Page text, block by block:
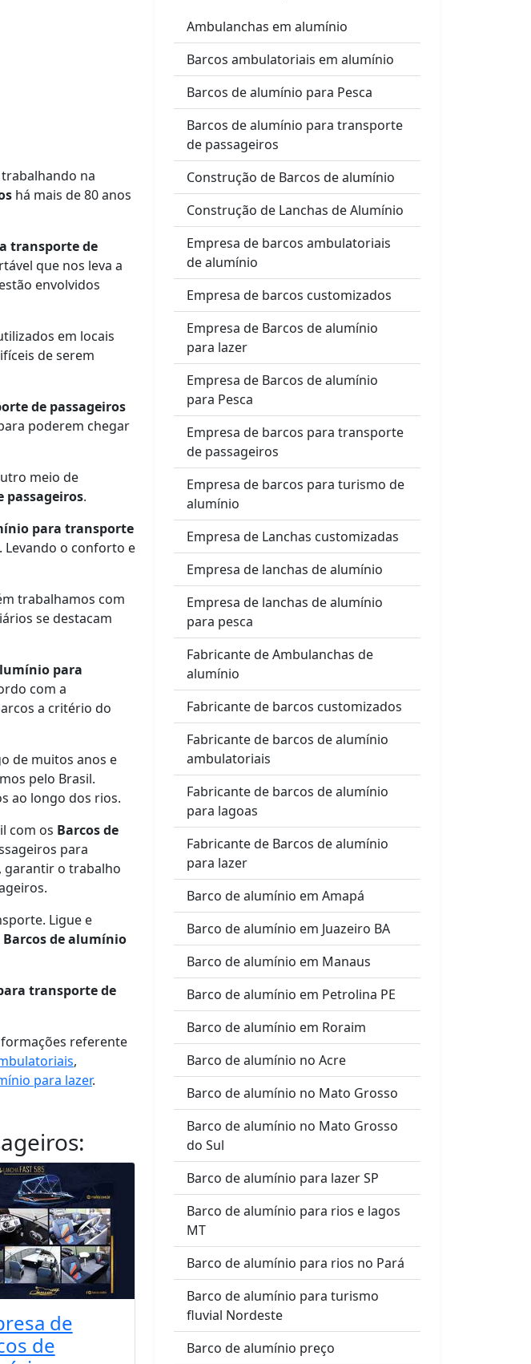
na
há mais de 80 anos
transporte de
que nos leva a
envolvidos
em locais
de serem
de passageiros
poderem chegar
meio de
passageiros.
para transporte
Levando o conforto e
trabalhamos com
se destacam
para
com a
a critério do
de muitos anos e
pelo Brasil.
ao longo dos rios.
com os Barcos de
para
garantir o trabalho
Ligue e
Barcos de alumínio
transporte de
referente
,
para lazer.
:
de
de
Ambulanchas em alumínio
Barcos ambulatoriais em alumínio
Barcos de alumínio para Pesca
Barcos de alumínio para transporte
de passageiros
Construção de Barcos de alumínio
Construção de Lanchas de Alumínio
Empresa de barcos ambulatoriais
de alumínio
Empresa de barcos customizados
Empresa de Barcos de alumínio
para lazer
Empresa de Barcos de alumínio
para Pesca
Empresa de barcos para transporte
de passageiros
Empresa de barcos para turismo de
alumínio
Empresa de Lanchas customizadas
Empresa de lanchas de alumínio
Empresa de lanchas de alumínio
para pesca
Fabricante de Ambulanchas de
alumínio
Fabricante de barcos customizados
Fabricante de barcos de alumínio
ambulatoriais
Fabricante de barcos de alumínio
para lagoas
Fabricante de Barcos de alumínio
para lazer
Barco de alumínio em Amapá
Barco de alumínio em Juazeiro BA
Barco de alumínio em Manaus
Barco de alumínio em Petrolina PE
Barco de alumínio em Roraim
Barco de alumínio no Acre
Barco de alumínio no Mato Grosso
Barco de alumínio no Mato Grosso
do Sul
Barco de alumínio para lazer SP
Barco de alumínio para rios e lagos
MT
Barco de alumínio para rios no Pará
Barco de alumínio para turismo
fluvial Nordeste
Barco de alumínio preço